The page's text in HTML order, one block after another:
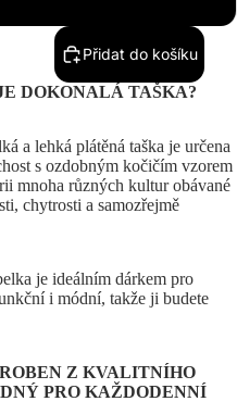
Přidat do košíku
DOKONALÁ TAŠKA?
a lehká plátěná taška je určena
s ozdobným kočičím vzorem
mnoha různých kultur obávané
chytrosti a samozřejmě
je ideálním dárkem pro
i módní, takže ji budete
Z KVALITNÍHO
PRO KAŽDODENNÍ